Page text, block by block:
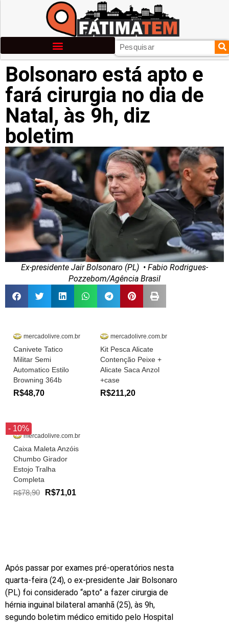
Bolsonaro está apto e
fará cirurgia no dia de
Natal, às 9h, diz
boletim
Ex-presidente Jair Bolsonaro (PL) • Fabio Rodrigues-
Pozzebom/Agência Brasil
mercadolivre.com.br
Canivete Tatico
Militar Semi
Automatico Estilo
Browning 364b
R$48,70
mercadolivre.com.br
Kit Pesca Alicate
Contenção Peixe +
Alicate Saca Anzol
+case
R$211,20
- 10%
mercadolivre.com.br
Caixa Maleta Anzóis
Chumbo Girador
Estojo Tralha
Completa
R$78,90 R$71,01
Após passar por exames pré-operatórios nesta
quarta-feira (24), o ex-presidente Jair Bolsonaro
(PL) foi considerado “apto” a fazer cirurgia de
hérnia inguinal bilateral amanhã (25), às 9h,
segundo boletim médico emitido pelo Hospital